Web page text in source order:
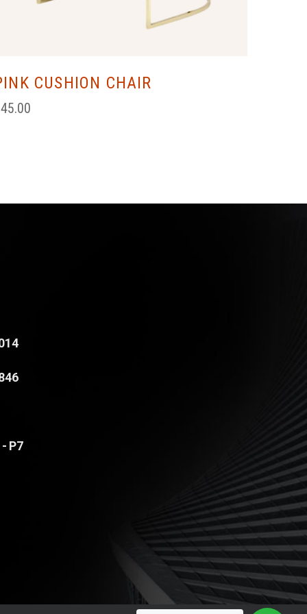
CUSHION CHAIR
45.00
P7